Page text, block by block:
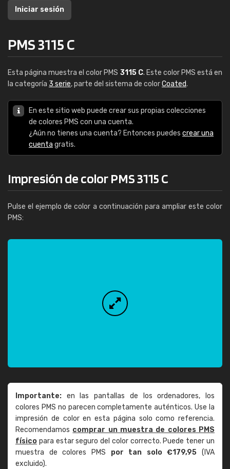
Iniciar sesión
PMS 3115 C
Esta página muestra el color PMS 3115 C. Este color PMS está en
la categoría 3 serie, parte del sistema de colorCoated.
En este sitio web puede crear sus propias colecciones
de colores PMS con una cuenta.
¿Aún no tienes una cuenta? Entonces puedes crear una
cuenta gratis.
Impresión de color PMS 3115 C
Pulse el ejemplo de color a continuación para ampliar este color
PMS:
Importante: en las pantallas de los ordenadores, los
colores PMS no parecen completamente auténticos. Use la
impresión de color en esta página solo como referencia.
Recomendamos comprar un muestra de colores PMS
físico para estar seguro del color correcto. Puede tener un
muestra de colores PMS por tan solo €179,95 (IVA
excluido).